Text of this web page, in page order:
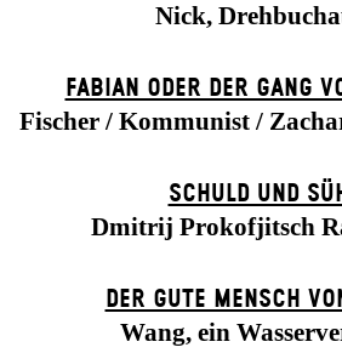
Nick,
FABIAN ODER DER GANG
Fischer / Kommunist /
SCHULD UND
Dmitrij Prokofjitsch
DER GUTE MENSCH
Wang, ein